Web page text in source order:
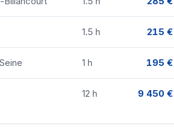
1.5 h 215 €
1 h 195 €
12 h 9 450 €